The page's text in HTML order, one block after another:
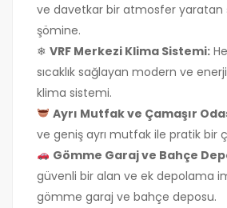
ve davetkar bir atmosfer yaratan
şömine.
❄ VRF Merkezi Klima Sistemi:
sıcaklık sağlayan modern ve
klima sistemi.
Ayrı Mutfak ve Çamaşır
ve geniş ayrı mutfak ile pratik bir
Gömme Garaj ve Bahçe
güvenli bir alan ve ek depolama
gömme garaj ve bahçe deposu.